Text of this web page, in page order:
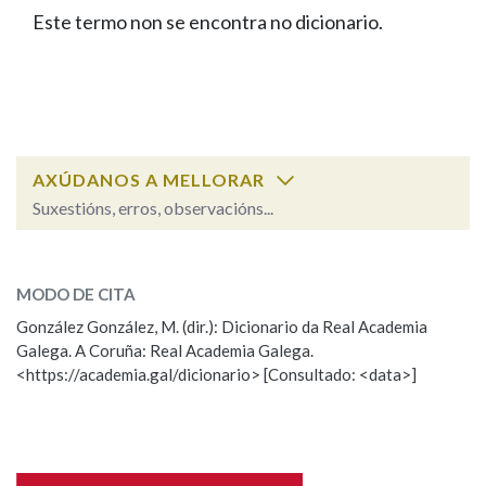
FIGURAS HOMENAXEADAS
PORTAL DAS PALABRAS
Facebook
TwitterYoutubeInstagram
Bluesky
BUSCAR NOS LEMAS
Remata por
BUSCAR NO CONTIDO
Nas definicións
Este termo non se encontra no dicionario.
AXÚDANOS A MELLORAR
Suxestións, erros, observacións...
Observación
Nome
MODO DE CITA
González González, M. (dir.): Dicionario da Real Academia
Galega. A Coruña: Real Academia Galega.
<https://academia.gal/dicionario> [Consultado: <data>]